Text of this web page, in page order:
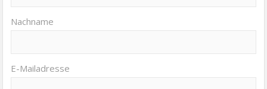
Nachname
E-Mailadresse